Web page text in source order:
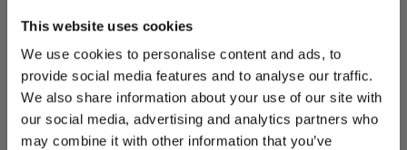
This website uses cookies
We use cookies to personalise content and ads, to
provide social media features and to analyse our traffic.
We also share information about your use of our site with
our social media, advertising and analytics partners who
may combine it with other information that you’ve
woonaccessoires aan te schaffen met aantrekkelijke kortingen.
In onze showroom vind je een uitgebreide selectie
designmeubelen van gerenommeerde Nederlandse en Europese
merken. Onder andere showroommodellen vanHarvink ,
Gelderland,Swedese,Sculptures JeuxenArtisanzijn nu extra
voordelig verkrijgbaar. Profiteer van unieke aanbiedingen zolang